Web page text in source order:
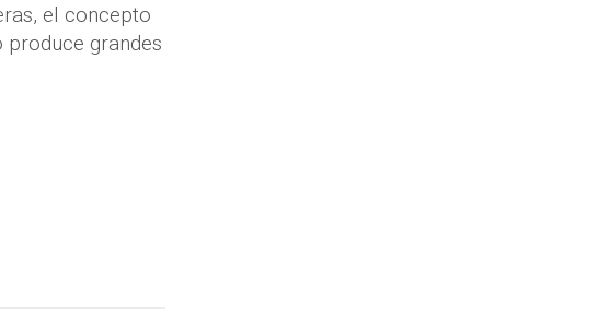
el concepto
grandes